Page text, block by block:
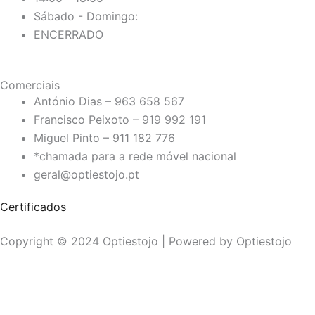
Sábado - Domingo:
ENCERRADO
Comerciais
António Dias – 963 658 567
Francisco Peixoto – 919 992 191
Miguel Pinto – 911 182 776
*chamada para a rede móvel nacional
geral@optiestojo.pt
Certificados
Copyright © 2024 Optiestojo | Powered by Optiestojo